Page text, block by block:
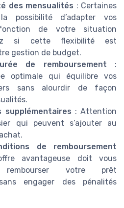
des mensualités : Certaines
possibilité d’adapter vos
de votre situation
si cette flexibilité est
gestion de budget.
de remboursement :
optimale qui équilibre vos
sans alourdir de façon
supplémentaires : Attention
qui peuvent s’ajouter au
de remboursement
avantageuse doit vous
votre prêt
engager des pénalités